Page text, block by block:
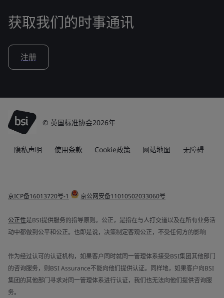
获取我们的时事通讯
注册
© 英国标准协会2026年
隐私声明 使用条款 Cookie政策 网站地图 无障碍
京ICP备16013720号-1 京公网安备11010502033060号
公正性是BSI提供服务的指导原则。公正，是指在与人打交道以及在所有业务活
动中都做到公平和公正。也即是说，决策制定客观公正，不受任何方的影响
作为经过认可的认证机构，如果客户同时就同一管理体系接受BSI集团其他部门
的咨询服务，则BSI Assurance不能向他们提供认证。同样地，如果客户向BSI
集团的其他部门寻求对同一管理体系进行认证，我们也无法向他们提供咨询服
务。